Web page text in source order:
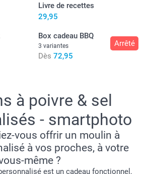
Livre de recettes
29,95
Arrêté
Box cadeau BBQ
3 variantes
Dès 72,95
à poivre & sel
- smartphoto
vous offrir un moulin à
à vos proches, à votre
même ?
est un cadeau fonctionnel,